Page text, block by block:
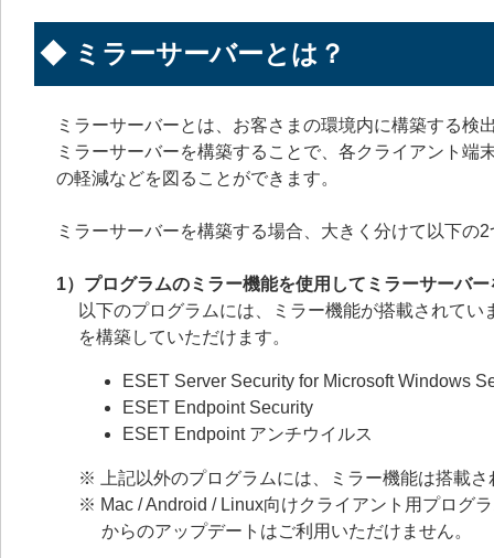
◆ ミラーサーバーとは？
ミラーサーバーとは、お客さまの環境内に構築する検
ミラーサーバーを構築することで、各クライアント
の軽減などを図ることができます。
ミラーサーバーを構築する場合、大きく分けて以下の
1）プログラムのミラー機能を使用してミラーサーバ
以下のプログラムには、ミラー機能が搭載されて
を構築していただけます。
ESET Server Security for Microsoft Windows
ESET Endpoint Security
ESET Endpoint アンチウイルス
※ 上記以外のプログラムには、ミラー機能は搭載さ
※ Mac / Android / Linux向けクライアント用プログ
からのアップデートはご利用いただけません。